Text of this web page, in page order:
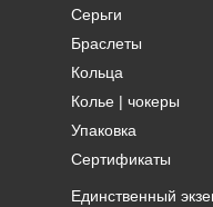
Серьги
Браслеты
Кольца
Колье | чокеры
Упаковка
Сертификаты
Единственный